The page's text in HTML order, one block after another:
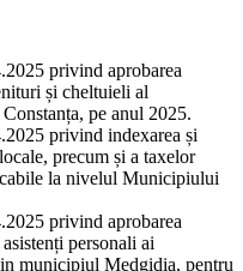
privind aprobarea
și cheltuieli al
pe anul 2025.
privind indexarea și
precum și a taxelor
la nivelul Municipiului
privind aprobarea
personali ai
municipiul Medgidia, pentru